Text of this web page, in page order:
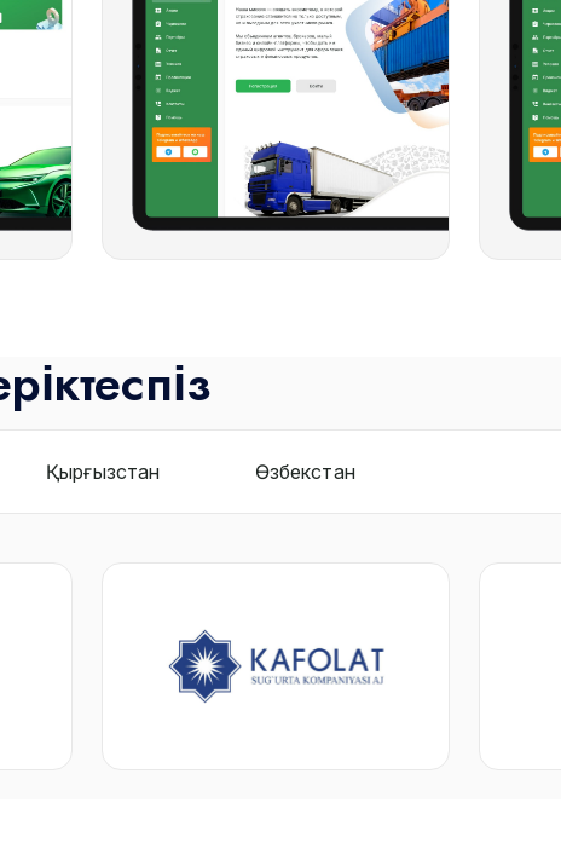
Қырғызстан Өзбекстан